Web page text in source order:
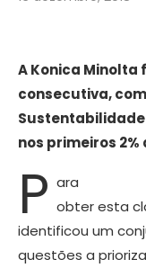
A Konica Minolta
consecutiva,
Sustentabilidade
nos primeiros
P ara
obter esta
identificou um
questões a